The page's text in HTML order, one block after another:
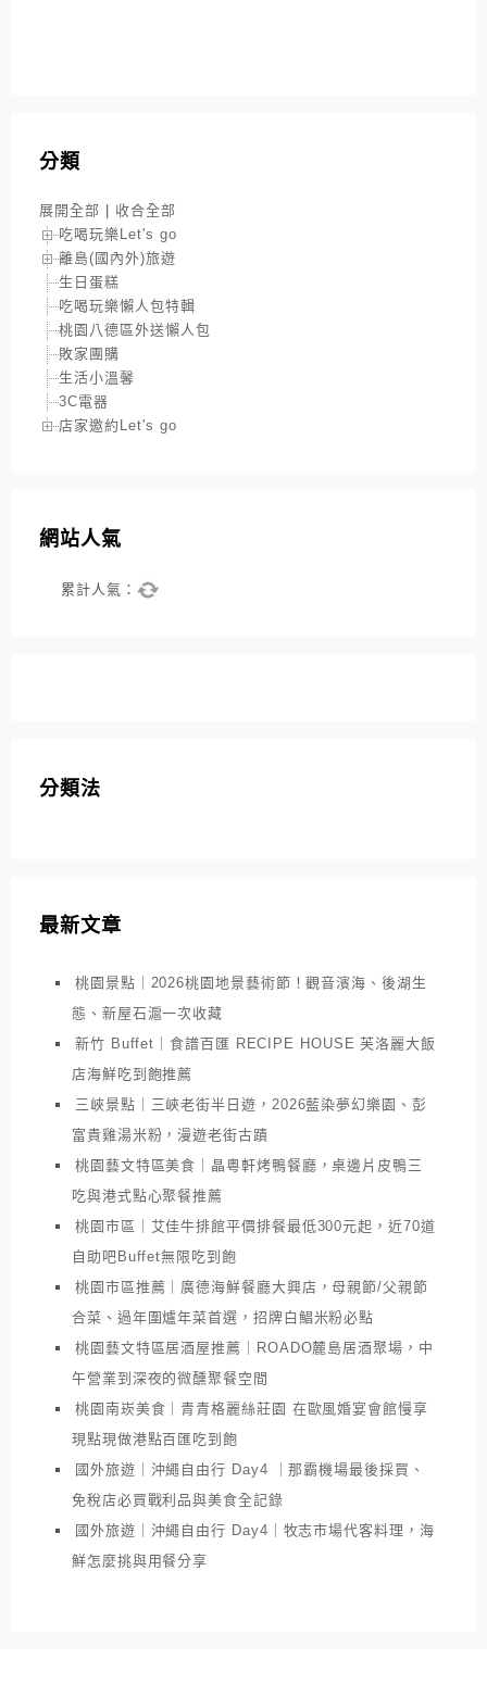
分類
展開全部
收合全部
吃喝玩樂Let's go
離島(國內外)旅遊
生日蛋糕
吃喝玩樂懶人包特輯
桃園八德區外送懶人包
敗家團購
生活小溫馨
3C電器
店家邀約Let's go
網站人氣
累計人氣：
分類法
最新文章
桃園景點｜2026桃園地景藝術節！觀音濱海、後湖生
態、新屋石滬一次收藏
新竹 Buffet｜食譜百匯 RECIPE HOUSE 芙洛麗大飯
店海鮮吃到飽推薦
三峽景點｜三峽老街半日遊，2026藍染夢幻樂園、彭
富貴雞湯米粉，漫遊老街古蹟
桃園藝文特區美食｜晶粵軒烤鴨餐廳，桌邊片皮鴨三
吃與港式點心聚餐推薦
桃園市區｜艾佳牛排館平價排餐最低300元起，近70道
自助吧Buffet無限吃到飽
桃園市區推薦｜廣德海鮮餐廳大興店，母親節/父親節
合菜、過年圍爐年菜首選，招牌白鯧米粉必點
桃園藝文特區居酒屋推薦｜ROADO麓島居酒聚場，中
午營業到深夜的微醺聚餐空間
桃園南崁美食｜青青格麗絲莊園 在歐風婚宴會館慢享
現點現做港點百匯吃到飽
國外旅遊｜沖繩自由行 Day4 ｜那霸機場最後採買、
免稅店必買戰利品與美食全記錄
國外旅遊｜沖繩自由行 Day4｜牧志市場代客料理，海
鮮怎麼挑與用餐分享